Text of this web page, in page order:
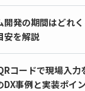
開発の期間はどれ
安を解説
コードで現場入力
DX事例と実装ポイ